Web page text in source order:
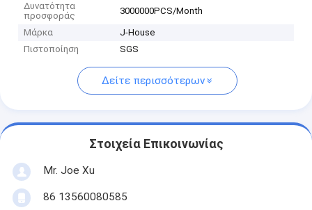
Δυνατότητα
προσφοράς
3000000PCS/Month
Μάρκα
J-House
Πιστοποίηση
SGS
Δείτε περισσότερων
Στοιχεία Επικοινωνίας
Mr. Joe Xu
86 13560080585